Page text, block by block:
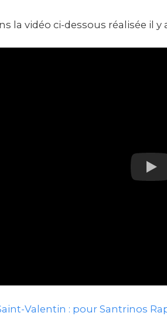
la vidéo ci-dessous réalisée il
Valentin : pour Santrinos